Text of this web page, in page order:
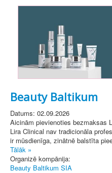
Beauty Baltikum
Datums: 02.09.2026
Aicinām pievienoties bezmaksas
Lira Clinical nav tradicionāla
ir mūsdienīga, zinātnē balstīta
Tālāk »
Organizē kompānija:
Beauty Baltikum SIA